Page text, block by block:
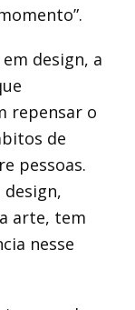
design, a
repensar o
de
pessoas.
arte, tem
nesse